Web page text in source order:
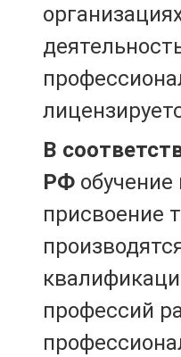
В
РФ
присвоение
профессий